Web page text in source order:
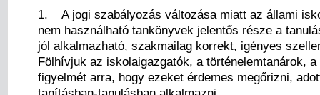
1. A jogi szabályozás változása miatt az állami
nem használható tankönyvek jelentős része a
jól alkalmazható, szakmailag korrekt, igényes
Fölhívjuk az iskolaigazgatók, a történelemtanárok,
figyelmét arra, hogy ezeket érdemes megőrizni,